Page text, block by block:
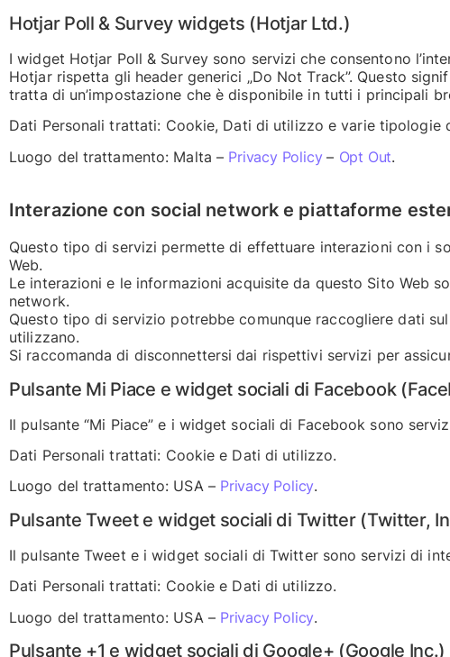
Hotjar Poll & Survey widgets (Hotjar Ltd.)
I widget Hotjar Poll & Survey sono servizi che consentono
Hotjar rispetta gli header generici „Do Not Track”. Questo
tratta di un’impostazione che è disponibile in tutti i principali
Dati Personali trattati: Cookie, Dati di utilizzo e varie tipologie
Luogo del trattamento: Malta – Privacy Policy– Opt Out.
Interazione con social network e piattaforme
Questo tipo di servizi permette di effettuare interazioni con i
Web.
Le interazioni e le informazioni acquisite da questo Sito Web
network.
Questo tipo di servizio potrebbe comunque raccogliere dati
utilizzano.
Si raccomanda di disconnettersi dai rispettivi servizi per
Pulsante Mi Piace e widget sociali di Facebook
Il pulsante “Mi Piace” e i widget sociali di Facebook sono
Dati Personali trattati: Cookie e Dati di utilizzo.
Luogo del trattamento: USA – Privacy Policy.
Pulsante Tweet e widget sociali di Twitter (Twitter,
Il pulsante Tweet e i widget sociali di Twitter sono servizi di
Dati Personali trattati: Cookie e Dati di utilizzo.
Luogo del trattamento: USA – Privacy Policy.
Pulsante +1 e widget sociali di Google+ (Google Inc.)